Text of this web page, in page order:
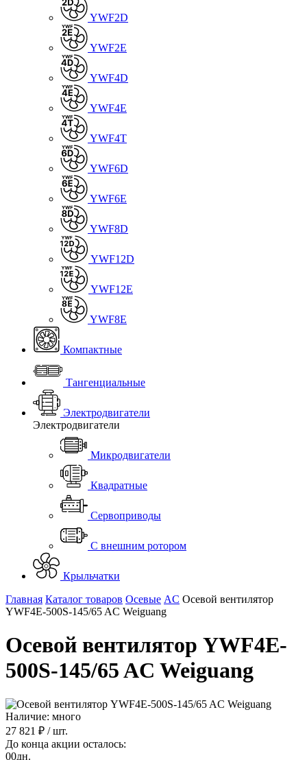
YWF2D
YWF2E
YWF4D
YWF4E
YWF4T
YWF6D
YWF6E
YWF8D
YWF12D
YWF12E
YWF8E
Компактные
Тангенциальные
Электродвигатели
Электродвигатели
Микродвигатели
Квадратные
Сервоприводы
С внешним ротором
Крыльчатки
Главная Каталог товаров Осевые AC Осевой вентилятор
YWF4E-500S-145/65 AC Weiguang
Осевой вентилятор YWF4E-
500S-145/65 AC Weiguang
Наличие: много
27 821 ₽ / шт.
До конца акции осталось:
00дн.